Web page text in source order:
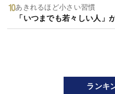
あきれるほど小さい習慣
「いつまでも若々しい人」
ランキ